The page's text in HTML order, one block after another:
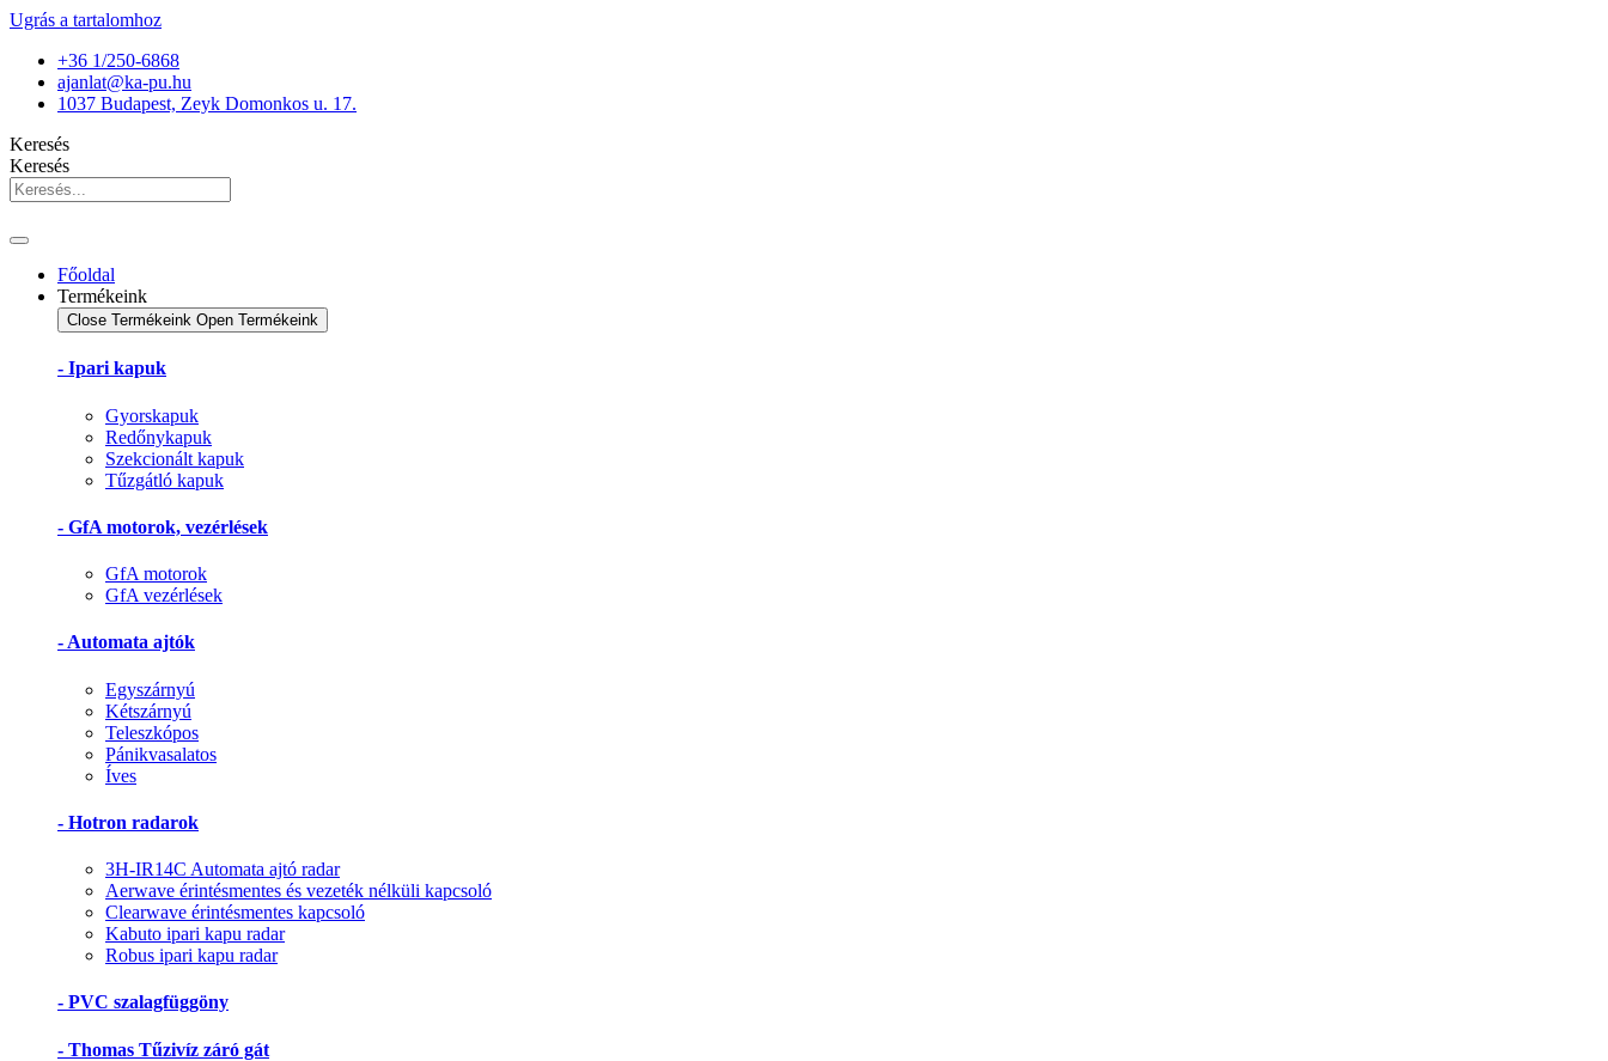
Ugrás a tartalomhoz
+36 1/250-6868
ajanlat@ka-pu.hu
1037 Budapest, Zeyk Domonkos u. 17.
Keresés
Keresés
Főoldal
Termékeink
Close Termékeink Open Termékeink
- Ipari kapuk
Gyorskapuk
Redőnykapuk
Szekcionált kapuk
Tűzgátló kapuk
- GfA motorok, vezérlések
GfA motorok
GfA vezérlések
- Automata ajtók
Egyszárnyú
Kétszárnyú
Teleszkópos
Pánikvasalatos
Íves
- Hotron radarok
3H-IR14C Automata ajtó radar
Aerwave érintésmentes és vezeték nélküli kapcsoló
Clearwave érintésmentes kapcsoló
Kabuto ipari kapu radar
Robus ipari kapu radar
- PVC szalagfüggöny
- Thomas Tűzivíz záró gát